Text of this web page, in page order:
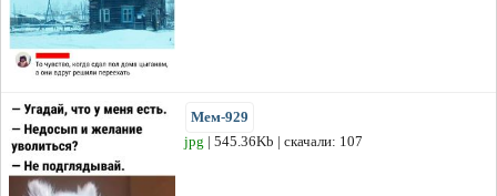
Мем-929
jpg | 545.36Kb | скачали: 107